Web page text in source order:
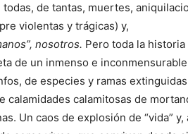
todas, de tantas, muertes,
violentas y trágicas) y,
nosotros. Pero toda la historia
de un inmenso e inconmensurable
de especies y ramas
calamidades calamitosas de
Un caos de explosión de “vida” y,